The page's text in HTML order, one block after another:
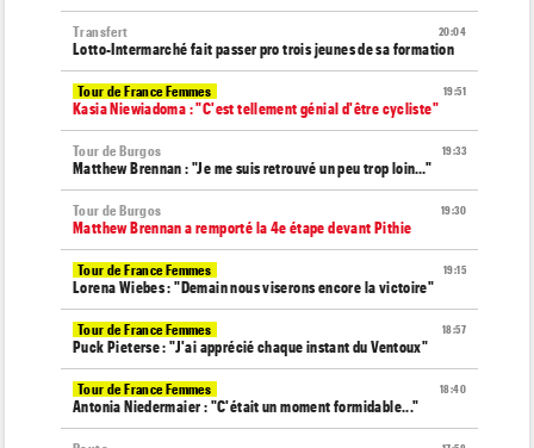
20:04
Transfert
Lotto-Intermarché fait passer pro trois jeunes de sa formation
19:51
Tour de France Femmes
Kasia Niewiadoma : "C'est tellement génial d'être cycliste"
19:33
Tour de Burgos
Matthew Brennan : "Je me suis retrouvé un peu trop loin…"
19:30
Tour de Burgos
Matthew Brennan a remporté la 4e étape devant Pithie
19:15
Tour de France Femmes
Lorena Wiebes : "Demain nous viserons encore la victoire"
18:57
Tour de France Femmes
Puck Pieterse : "J'ai apprécié chaque instant du Ventoux"
18:40
Tour de France Femmes
Antonia Niedermaier : "C'était un moment formidable..."